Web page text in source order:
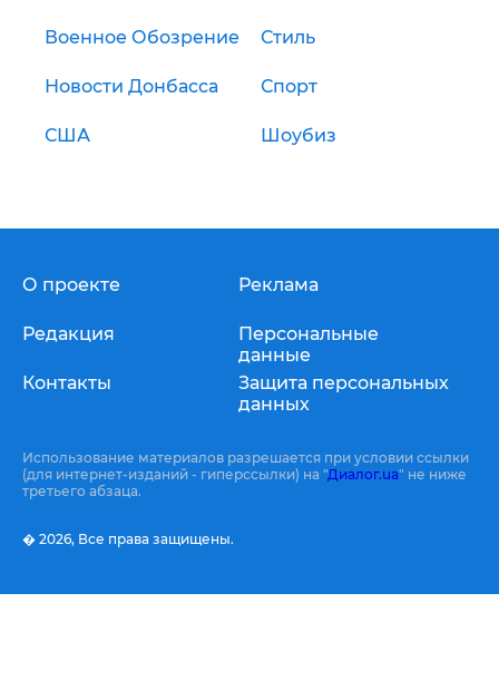
Военное Обозрение Стиль
Новости Донбасса Спорт
США Шоубиз
О проекте
Редакция
Контакты
Реклама
Персональные
данные
Защита персональных
данных
Использование материалов разрешается при условии ссылки
(для интернет-изданий - гиперссылки) на "Диалог.ua" не ниже
третьего абзаца.
� 2026, Все права защищены.